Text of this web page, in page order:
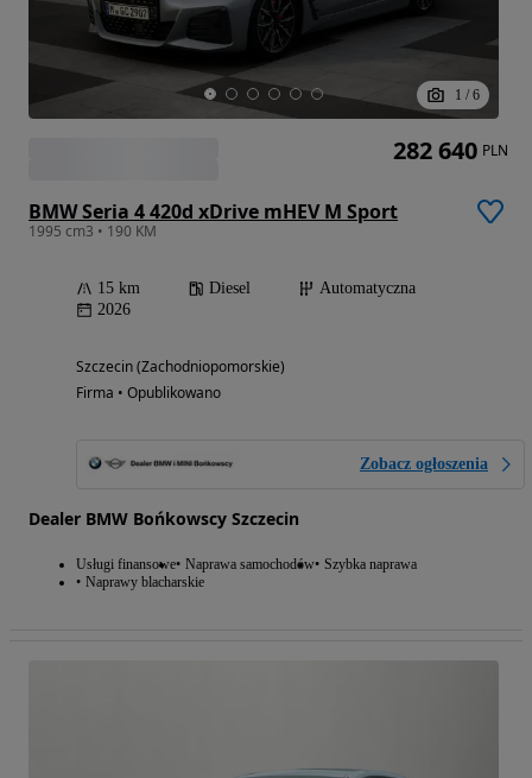
1 / 6
BMW Seria 4 420d xDrive mHEV M Sport
1995 cm3 • 190 KM
15 km Diesel
Automatyczna
2026
Szczecin (Zachodniopomorskie)
Firma • Opublikowano
Zobacz ogłoszenia
Dealer BMW Bońkowscy Szczecin
Usługi finansowe Naprawa samochodów Szybka naprawa
Naprawy blacharskie
282 640 PLN